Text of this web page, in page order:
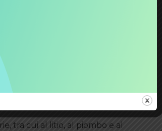
e quindi utilizzata
Una batteria con una capacità
per un periodo di tempo più
elettrica includono:
tra cui al litio, al piombo e al